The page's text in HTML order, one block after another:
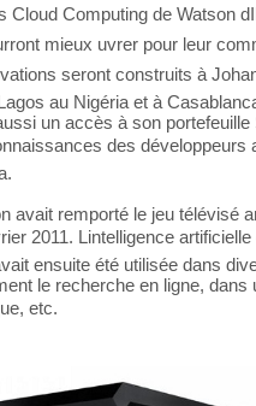
Computing de Watson
mieux uvrer pour leur
seront construits à
au Nigéria et à
un accès à son portefeuille
des développeurs
avait remporté le jeu télévisé
2011. Lintelligence artificielle
ensuite été utilisée dans
le recherche en ligne, dans
etc.